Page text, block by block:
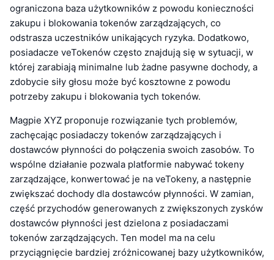
ograniczona baza użytkowników z powodu konieczności
zakupu i blokowania tokenów zarządzających, co
odstrasza uczestników unikających ryzyka. Dodatkowo,
posiadacze veTokenów często znajdują się w sytuacji, w
której zarabiają minimalne lub żadne pasywne dochody, a
zdobycie siły głosu może być kosztowne z powodu
potrzeby zakupu i blokowania tych tokenów.
Magpie XYZ proponuje rozwiązanie tych problemów,
zachęcając posiadaczy tokenów zarządzających i
dostawców płynności do połączenia swoich zasobów. To
wspólne działanie pozwala platformie nabywać tokeny
zarządzające, konwertować je na veTokeny, a następnie
zwiększać dochody dla dostawców płynności. W zamian,
część przychodów generowanych z zwiększonych zysków
dostawców płynności jest dzielona z posiadaczami
tokenów zarządzających. Ten model ma na celu
przyciągnięcie bardziej zróżnicowanej bazy użytkowników,